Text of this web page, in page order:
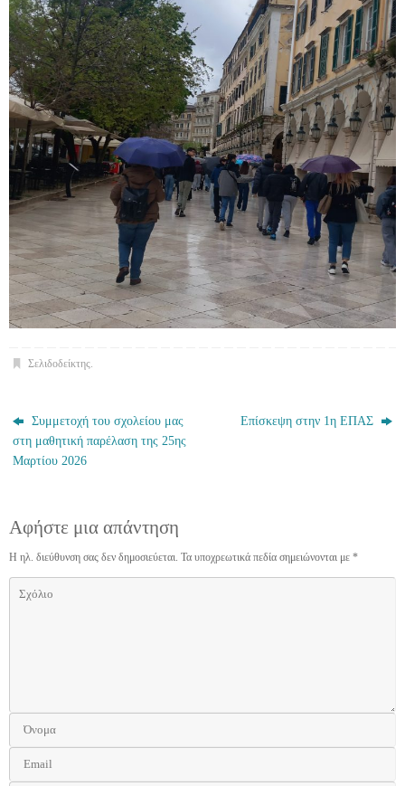
Σελιδοδείκτης.
Συμμετοχή του σχολείου μας
στη μαθητική παρέλαση της 25ης
Μαρτίου 2026
Επίσκεψη στην 1η ΕΠΑΣ
Αφήστε μια απάντηση
Η ηλ. διεύθυνση σας δεν δημοσιεύεται. Τα υποχρεωτικά πεδία σημειώνονται με *